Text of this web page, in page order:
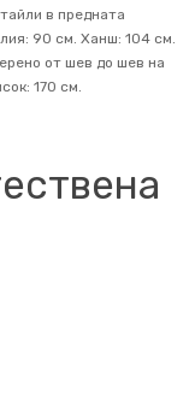
в предната
90 см. Ханш: 104 см.
от шев до шев на
170 см.